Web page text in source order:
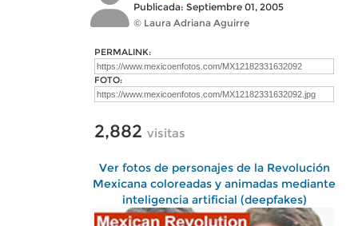
Publicada: Septiembre 01, 2005
© Laura Adriana Aguirre
PERMALINK:
FOTO:
2,882 visitas
Ver fotos de personajes de la Revolución
Mexicana coloreadas y animadas mediante
inteligencia artificial (deepfakes)